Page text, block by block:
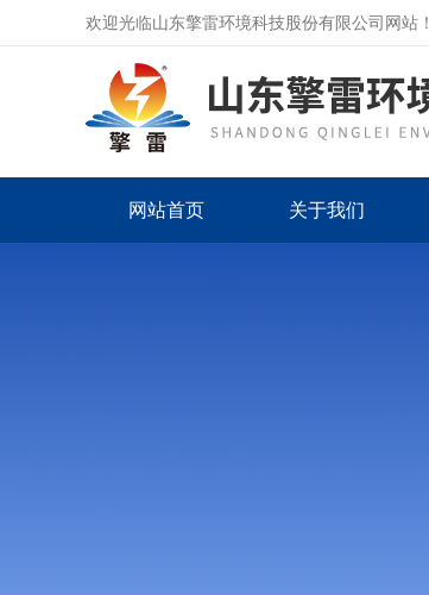
欢迎光临山东擎雷环境科技股份有限公司网站！
网站首页 关于我们